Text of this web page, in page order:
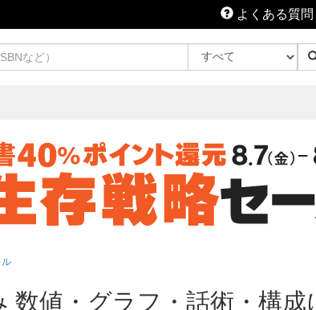
よくある質問
ル
数値・グラフ・話術・構